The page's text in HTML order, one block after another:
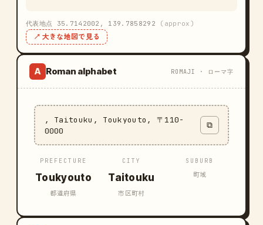
代表地点 35.7142002, 139.7858292 (approx)
↗ 大きな地図で見る
A Roman alphabet ROMAJI · ローマ字
, Taitouku, Toukyouto, 〒110-
0000
⧉
PREFECTURE
Toukyouto
都道府県
CITY
Taitouku
市区町村
SUBURB
町域